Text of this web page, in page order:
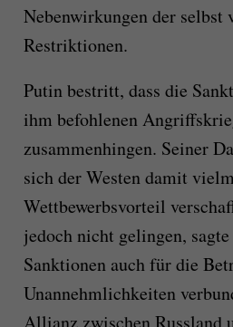
Nebenwirkungen der selbst
Restriktionen.
Putin bestritt, dass die
ihm befohlenen
zusammenhingen. Seiner
sich der Westen damit
Wettbewerbsvorteil
jedoch nicht gelingen,
Sanktionen auch für die
Unannehmlichkeiten
Allianz zwischen Russland